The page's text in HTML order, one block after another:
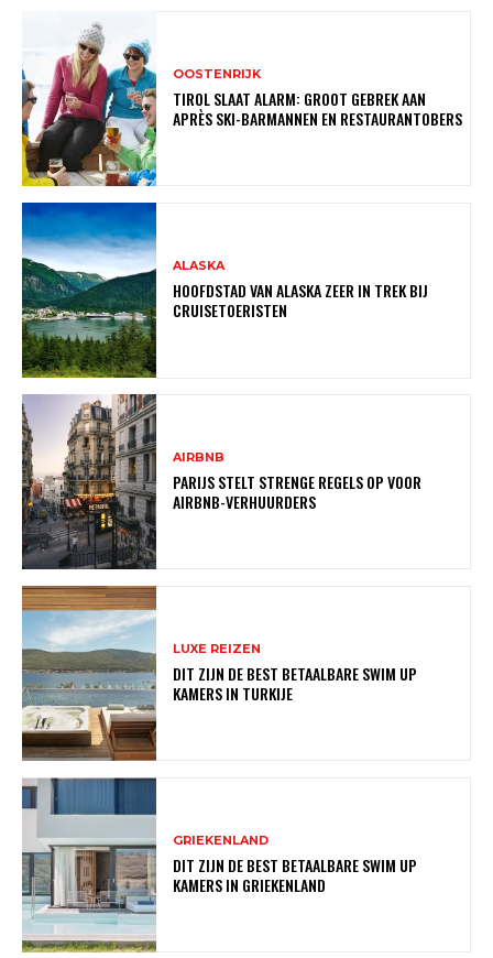
OOSTENRIJK
TIROL SLAAT ALARM: GROOT GEBREK AAN
APRÈS SKI-BARMANNEN EN RESTAURANTOBERS
ALASKA
HOOFDSTAD VAN ALASKA ZEER IN TREK BIJ
CRUISETOERISTEN
AIRBNB
PARIJS STELT STRENGE REGELS OP VOOR
AIRBNB-VERHUURDERS
LUXE REIZEN
DIT ZIJN DE BEST BETAALBARE SWIM UP
KAMERS IN TURKIJE
GRIEKENLAND
DIT ZIJN DE BEST BETAALBARE SWIM UP
KAMERS IN GRIEKENLAND